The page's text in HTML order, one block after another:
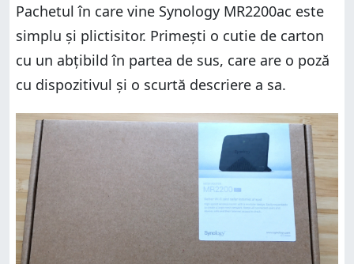
Pachetul în care vine Synology MR2200ac este
simplu și plictisitor. Primești o cutie de carton
cu un abțibild în partea de sus, care are o poză
cu dispozitivul și o scurtă descriere a sa.